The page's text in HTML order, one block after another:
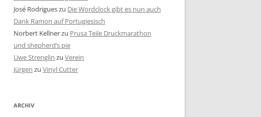
José Rodrigueszu Die Wordclock gibt es nun auch
Dank Ramon auf Portugiesisch
Norbert Kellnerzu Prusa Teile Druckmarathon
und shepherd’s pie
Uwe Strenglin zu Verein
Jürgen zu Vinyl Cutter
ARCHIV